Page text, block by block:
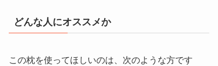
どんな人にオススメか
この枕を使ってほしいのは、次のような方です